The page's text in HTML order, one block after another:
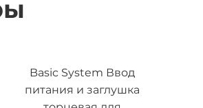
Basic System Ввод
питания и заглушка